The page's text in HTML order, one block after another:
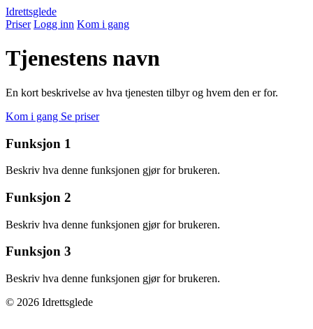
Idrettsglede
Priser Logg inn Kom i gang
Tjenestens navn
En kort beskrivelse av hva tjenesten tilbyr og hvem den er for.
Kom i gang Se priser
Funksjon 1
Beskriv hva denne funksjonen gjør for brukeren.
Funksjon 2
Beskriv hva denne funksjonen gjør for brukeren.
Funksjon 3
Beskriv hva denne funksjonen gjør for brukeren.
© 2026 Idrettsglede